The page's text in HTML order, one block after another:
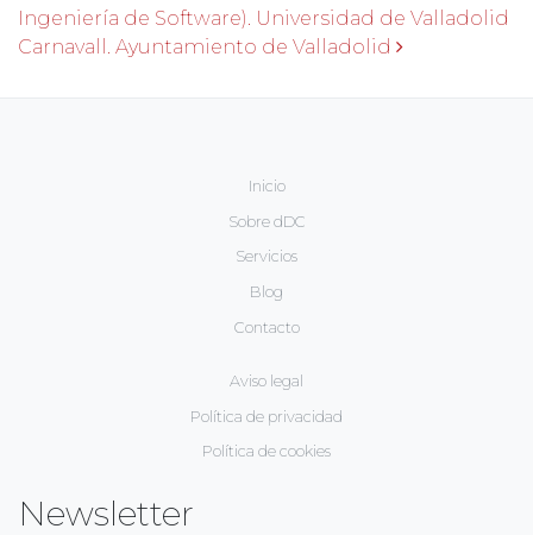
Ingeniería de Software). Universidad de Valladolid
Carnavall. Ayuntamiento de Valladolid
Inicio
Sobre dDC
Servicios
Blog
Contacto
Aviso legal
Política de privacidad
Política de cookies
Newsletter